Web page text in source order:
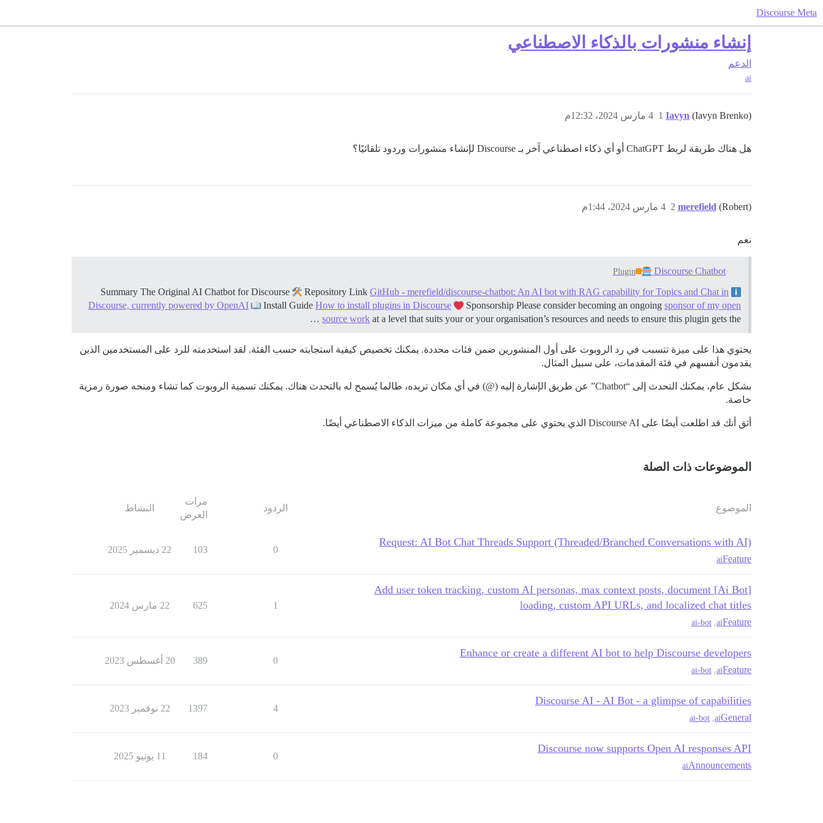
Discourse Meta
إنشاء منشورات بالذكاء الاصطناعي
الدعم
ai
Iavyn (Iavyn Brenko) 4 مارس 2024، 12:32م 1
هل هناك طريقة لربط ChatGPT أو أي ذكاء اصطناعي آخر بـ Discourse لإنشاء منشورات وردود تلقائيًا؟
merefield (Robert) 4 مارس 2024، 1:44م 2
نعم
Discourse Chatbot
Plugin
Repository Link GitHub - merefield/discourse-chatbot: An AI bot with RAG capability for Topics and Chat in
Discourse, currently powered by OpenAI
Install Guide How to install plugins in Discourse Sponsorship Please consider becoming an ongoing sponsor of my open
source work at a level that suits your or your organisation’s resources and needs to ensure this plugin gets the …
يحتوي هذا على ميزة تتسبب في رد الروبوت على أول المنشورين ضمن فئات محددة. يمكنك تخصيص كيفية استجابته حسب الفئة. لقد استخدمته للرد على المستخدمين الذين
يقدمون أنفسهم في فئة المقدمات، على سبيل المثال.
بشكل عام، يمكنك التحدث إلى “Chatbot” عن طريق الإشارة إليه (@) في أي مكان تريده، طالما يُسمح له بالتحدث هناك. يمكنك تسمية الروبوت كما تشاء ومنحه صورة رمزية
خاصة.
أثق أنك قد اطلعت أيضًا على Discourse AI الذي يحتوي على مجموعة كاملة من ميزات الذكاء الاصطناعي أيضًا.
الموضوعات ذات الصلة
الموضوع الردود
مرات
العرض
النشاط
Request: AI Bot Chat Threads Support (Threaded/Branched Conversations with AI)
Feature
ai
0
103 22 ديسمبر 2025
[Ai Bot] Add user token tracking, custom AI personas, max context posts, document
loading, custom API URLs, and localized chat titles
Feature
ai
ai-bot
1
625 22 مارس 2024
Enhance or create a different AI bot to help Discourse developers
Feature
ai
ai-bot
0
389 20 أغسطس 2023
Discourse AI - AI Bot - a glimpse of capabilities
General
ai
ai-bot
4
1397 22 نوفمبر 2023
Discourse now supports Open AI responses API
Announcements
ai
0
184 11 يونيو 2025